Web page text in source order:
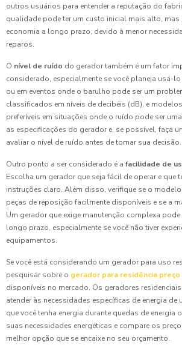
outros usuários para entender a reputação do
qualidade pode ter um custo inicial mais alto, mas
economia a longo prazo, devido à menor
reparos.
O nível de ruído do gerador também é um fator
considerado, especialmente se você planeja usá-
ou em eventos onde o barulho pode ser um
classificados em níveis de decibéis (dB), e
preferíveis em situações onde o ruído pode ser
as especificações do gerador e, se possível, faça
avaliar o nível de ruído antes de tomar sua decisão.
Outro ponto a ser considerado é a facilidade de
Escolha um gerador que seja fácil de operar e que
instruções claro. Além disso, verifique se o
peças de reposição facilmente disponíveis e se a
Um gerador que exige manutenção complexa
longo prazo, especialmente se você não tiver
equipamentos.
Se você está considerando um gerador para uso
pesquisar sobre o gerador para residência preço
disponíveis no mercado. Os geradores
atender às necessidades específicas de energia de
que você tenha energia durante quedas de energia
suas necessidades energéticas e compare os
melhor opção que se encaixe no seu orçamento.